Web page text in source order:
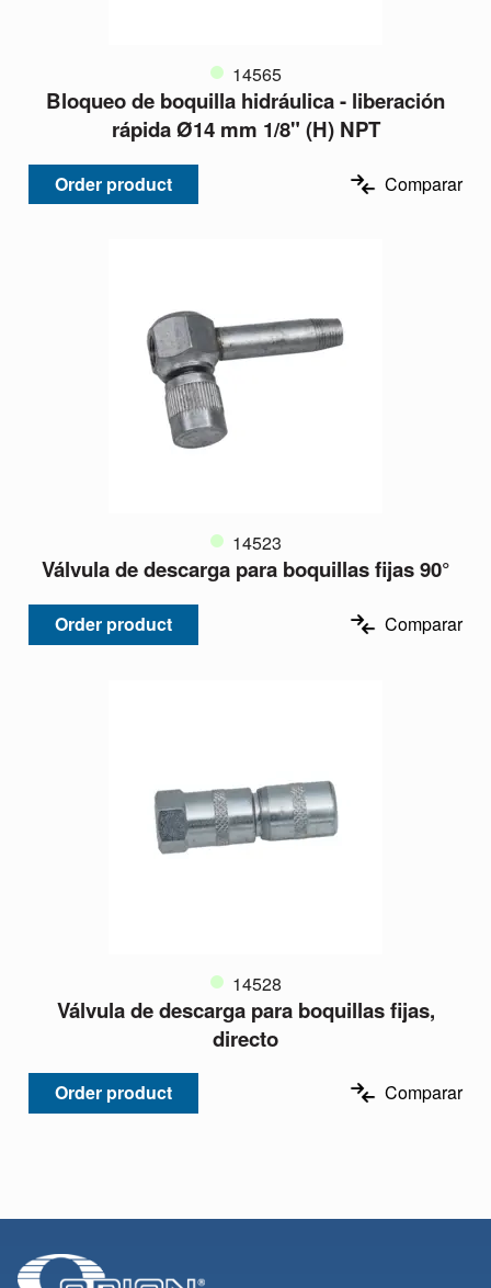
14565
Bloqueo de boquilla hidráulica - liberación
rápida Ø14 mm 1/8" (H) NPT
Order product Comparar
14523
Válvula de descarga para boquillas fijas 90°
Order product Comparar
14528
Válvula de descarga para boquillas fijas,
directo
Order product Comparar